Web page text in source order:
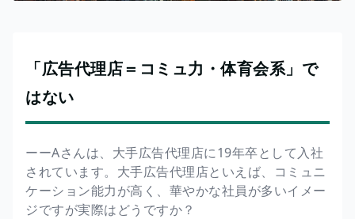
「広告代理店＝コミュ力・体育会系」で
はない
ーーAさんは、大手広告代理店に19年卒として入社
されています。大手広告代理店といえば、コミュニ
ケーション能力が高く、華やかな社員が多いイメー
ジですが実際はどうですか？